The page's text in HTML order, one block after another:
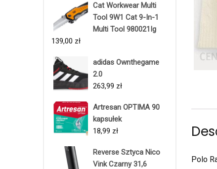
Cat Workwear Multi
Tool 9W1 Cat 9-In-1
Multi Tool 980021Ig
139,00 zł
adidas Ownthegame
2.0
263,99 zł
Artresan OPTIMA 90
kapsułek
18,99 zł
Reverse Sztyca Nico
Vink Czarny 31,6
Polo